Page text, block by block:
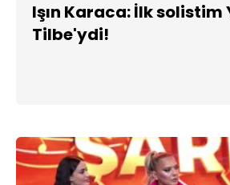
Işın Karaca: İlk solistim
Tilbe'ydi!